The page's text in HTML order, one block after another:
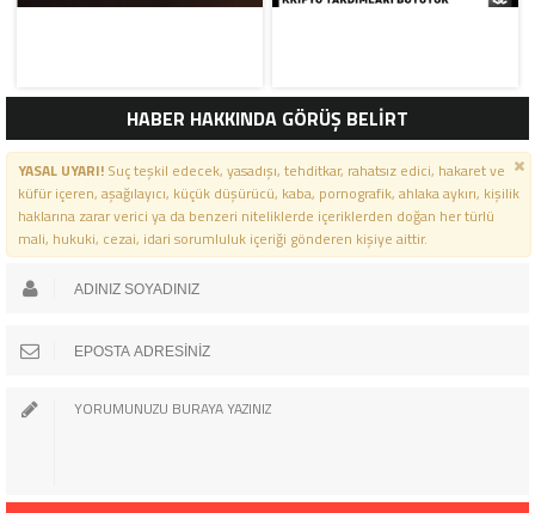
HABER HAKKINDA GÖRÜŞ BELİRT
YASAL UYARI!Suç teşkil edecek, yasadışı, tehditkar, rahatsız edici, hakaret ve
küfür içeren, aşağılayıcı, küçük düşürücü, kaba, pornografik, ahlaka aykırı, kişilik
haklarına zarar verici ya da benzeri niteliklerde içeriklerden doğan her türlü
mali, hukuki, cezai, idari sorumluluk içeriği gönderen kişiye aittir.